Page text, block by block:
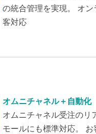
の統合管理を実現。 オ
客対応
オムニチャネル＋自動化
オムニチャネル受注のリ
モールにも標準対応。